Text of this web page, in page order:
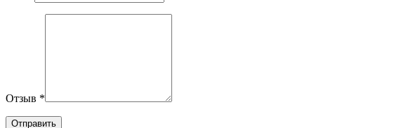
Отзыв *